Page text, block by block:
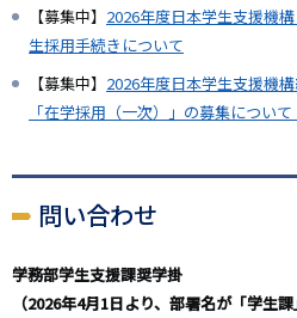
【募集中】 2026年度日本学生支援機
生採用手続きについて
【募集中】 2026年度日本学生支援機
「在学採用（一次）」の募集について
問い合わせ
学務部学生支援課奨学掛
（2026年4月1日より、部署名が「学生